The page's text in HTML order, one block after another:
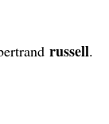
russell.